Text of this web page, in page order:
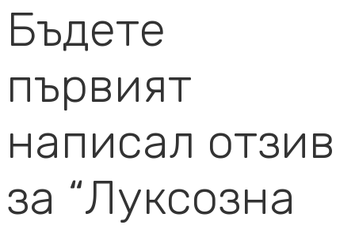
Бъдете
първият
написал отзив
за “Луксозна